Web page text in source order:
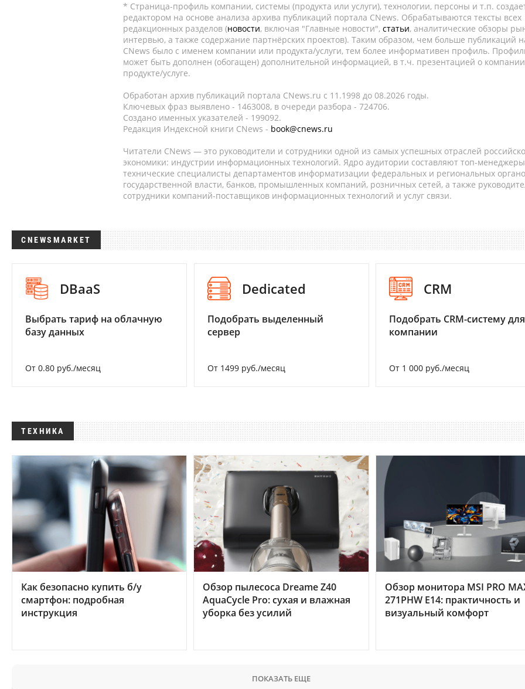
* Страница-профиль компании, системы (продукта или услуги), технологии, персоны и т.п.
редактором на основе анализа архива публикаций портала CNews. Обрабатываются тексты всех
редакционных разделов (новости, включая "Главные новости", статьи, аналитические обзоры
интервью, а также содержание партнёрских проектов). Таким образом, чем больше публикаций
CNews было с именем компании или продукта/услуги, тем более информативен профиль.
может быть дополнен (обогащен) дополнительной информацией, в т.ч. презентацией о
продукте/услуге.
Обработан архив публикаций портала CNews.ru c 11.1998 до 08.2026 годы.
Ключевых фраз выявлено - 1463008, в очереди разбора - 724706.
Создано именных указателей - 199092.
Редакция Индексной книги CNews - book@cnews.ru
Читатели CNews — это руководители и сотрудники одной из самых успешных отраслей
экономики: индустрии информационных технологий. Ядро аудитории составляют топ-
технические специалисты департаментов информатизации федеральных и региональных
государственной власти, банков, промышленных компаний, розничных сетей, а также
сотрудники компаний-поставщиков информационных технологий и услуг связи.
CNEWSMARKET
DBaaS
Выбрать тариф на облачную
базу данных
От 0.80 руб./месяц
Dedicated
Подобрать выделенный
сервер
От 1499 руб./месяц
CRM
Подобрать CRM-систему для
компании
От 1 000 руб./месяц
ТЕХНИКА
Как безопасно купить б/у
смартфон: подробная
инструкция
Обзор пылесоса Dreame Z40
AquaCycle Pro: сухая и влажная
уборка без усилий
Обзор монитора MSI PRO
271PHW E14: практичность и
визуальный комфорт
ПОКАЗАТЬ ЕЩЕ